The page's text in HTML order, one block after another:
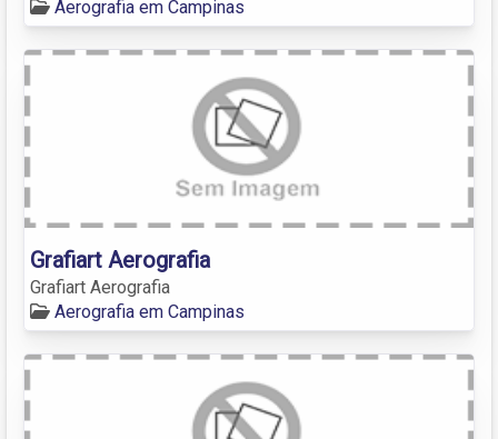
Aerografia em Campinas
Grafiart Aerografia
Grafiart Aerografia
Aerografia em Campinas